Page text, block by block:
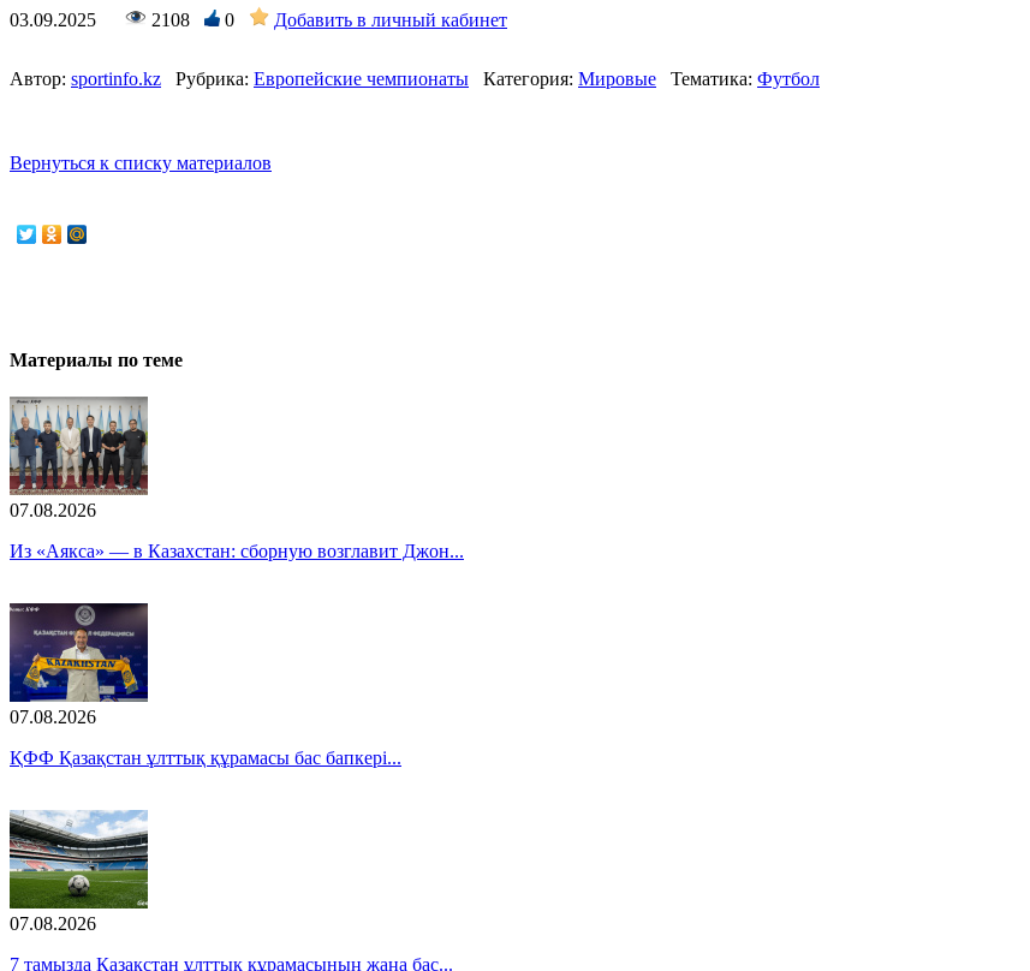
03.09.2025 2108 0 Добавить в личный кабинет
Автор: sportinfo.kz Рубрика: Европейские чемпионаты Категория: Мировые Тематика: Футбол
Вернуться к списку материалов
Материалы по теме
07.08.2026
Из «Аякса» — в Казахстан: сборную возглавит Джон...
07.08.2026
ҚФФ Қазақстан ұлттық құрамасы бас бапкері...
07.08.2026
7 тамызда Қазақстан ұлттық құрамасының жаңа бас...